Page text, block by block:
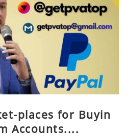
places for Buyin
Accounts....